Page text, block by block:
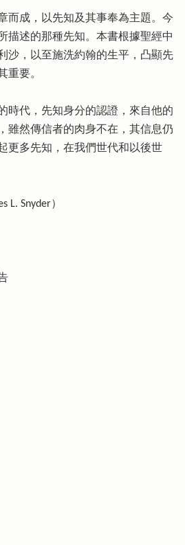
而成，以先知及其事奉為主題。今
描述的那種先知。本書根據聖經中
沙，以至施洗約翰的生平，凸顯先
重要。
時代，先知身分的認證，來自他的
雖然傳信者的肉身不在，其信息仍
更多先知，在我們世代和以後世
L. Snyder）